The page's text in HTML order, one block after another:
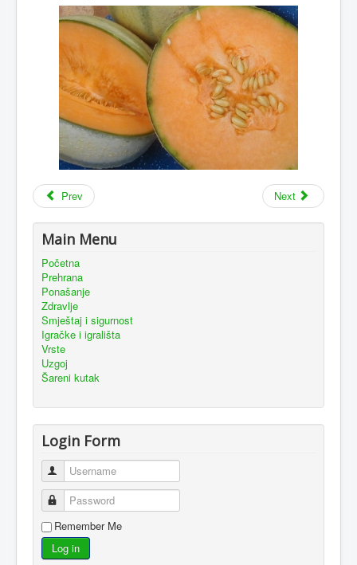
Prev Next
Main Menu
Početna
Prehrana
Ponašanje
Zdravlje
Smještaj i sigurnost
Igračke i igrališta
Vrste
Uzgoj
Šareni kutak
Login Form
Username
Password
Remember Me
Log in